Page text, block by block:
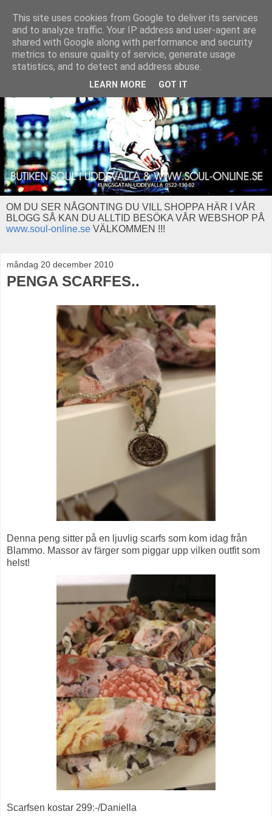
OM DU SER NÅGONTING DU VILL SHOPPA HÄR I VÅR
BLOGG SÅ KAN DU ALLTID BESÖKA VÅR WEBSHOP PÅ
www.soul-online.se VÄLKOMMEN !!!
måndag 20 december 2010
PENGA SCARFES..
Denna peng sitter på en ljuvlig scarfs som kom idag från
Blammo. Massor av färger som piggar upp vilken outfit som
helst!
Scarfsen kostar 299:-/Daniella
This site uses cookies from Google to deliver its services
and to analyze traffic. Your IP address and user-agent are
shared with Google along with performance and security
metrics to ensure quality of service, generate usage
statistics, and to detect and address abuse.
LEARN MORE GOT IT